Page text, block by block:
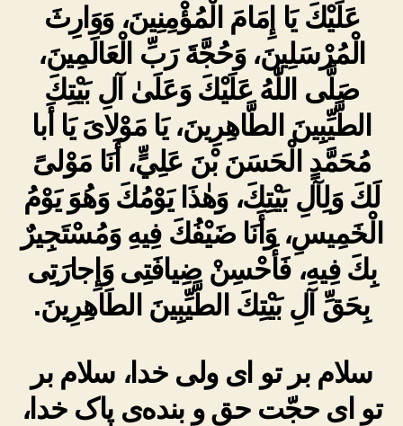
عَلَيْكَ يَا إِمَامَ الْمُؤْمِنِينَ، وَوَارِثَ
الْمُرْسَلِينَ، وَحُجَّةَ رَبِّ الْعَالَمِينَ،
صَلَّى اللّٰهُ عَلَيْكَ وَعَلَىٰ آلِ بَيْتِكَ
الطَّيِّبِينَ الطَّاهِرِينَ، يَا مَوْلاىَ يَا أَبا
مُحَمَّدٍ الْحَسَنَ بْنَ عَلِيٍّ، أَنَا مَوْلىً
لَكَ وَلِآلِ بَيْتِكَ، وَهٰذَا يَوْمُكَ وَهُوَ يَوْمُ
الْخَمِيسِ، وَأَنَا ضَيْفُكَ فِيهِ وَمُسْتَجِيرٌ
بِكَ فِيهِ، فَأَحْسِنْ ضِيافَتِى وَإِجارَتِى
بِحَقِّ آلِ بَيْتِكَ الطَّيِّبِينَ الطَاهِرِينَ.
سلام بر تو ای ولی خدا، سلام بر
تو ای حجّت حق و بنده‌ی پاک خدا،